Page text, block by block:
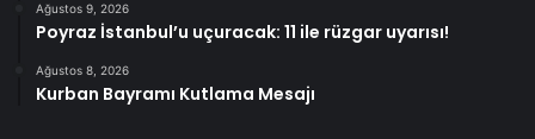
Ağustos 9, 2026
Poyraz İstanbul’u uçuracak: 11 ile rüzgar uyarısı!
Ağustos 8, 2026
Kurban Bayramı Kutlama Mesajı